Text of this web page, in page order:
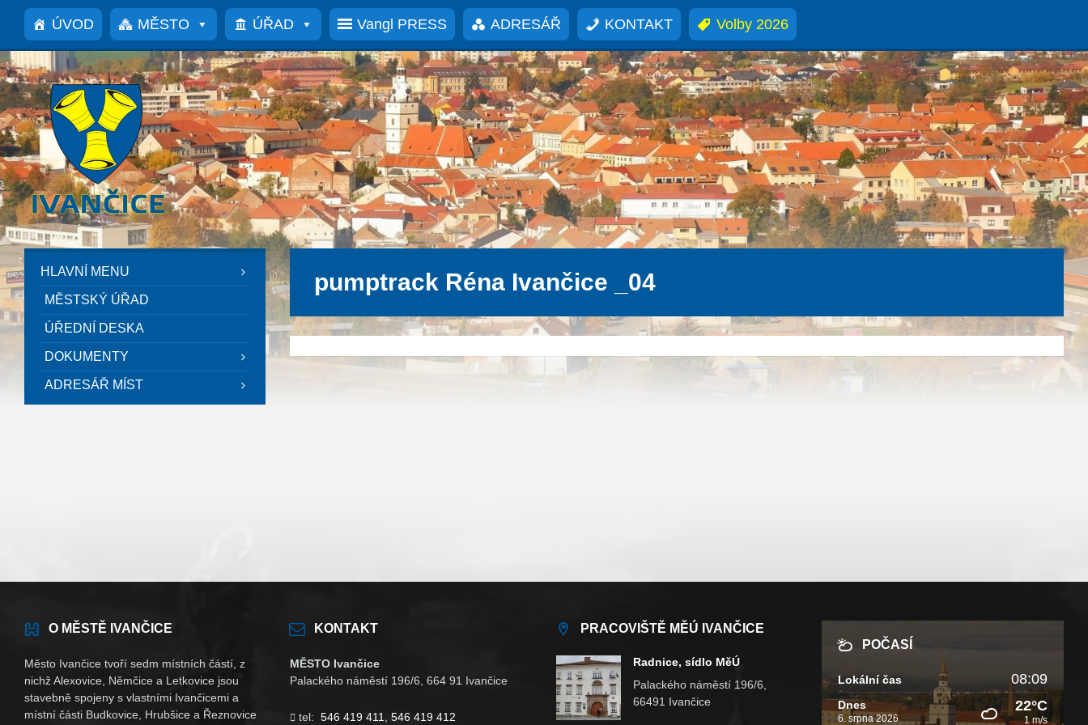
Přeskočit
obsah
Přeskočit
panel
Přeskočit
patičku
ÚVOD MĚSTO ÚŘAD Vangl PRESS ADRESÁŘ KONTAKT Volby 2026
pumptrack Réna Ivančice _04
HLAVNÍ MENU
MĚSTSKÝ ÚŘAD
ÚŘEDNÍ DESKA
DOKUMENTY
ADRESÁŘ MÍST
O MĚSTĚ IVANČICE
Město Ivančice tvoří sedm místních částí, z
nichž Alexovice, Němčice a Letkovice jsou
stavebně spojeny s vlastními Ivančicemi a
místní části Budkovice, Hrubšice a Řeznovice
KONTAKT
MĚSTO Ivančice
Palackého náměstí 196/6, 664 91 Ivančice
 tel:546 419 411 ,546 419 412
PRACOVIŠTĚ MĚÚ IVANČICE
Radnice, sídlo MěÚ
Palackého náměstí 196/6,
66491 Ivančice
POČASÍ
Lokální čas 08:09
Dnes
6. srpna 2026
22°C
1 m/s